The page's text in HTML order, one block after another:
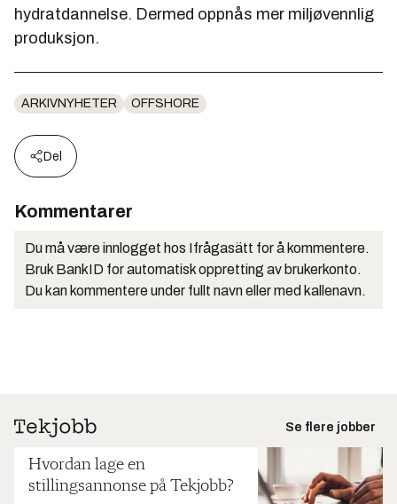
hydratdannelse. Dermed oppnås mer miljøvennlig
produksjon.
ARKIVNYHETER OFFSHORE
Del
Kommentarer
Du må være innlogget hos Ifrågasätt for å kommentere.
Bruk BankID for automatisk oppretting av brukerkonto.
Du kan kommentere under fullt navn eller med kallenavn.
Se flere jobber
Hvordan lage en
stillingsannonse på Tekjobb?